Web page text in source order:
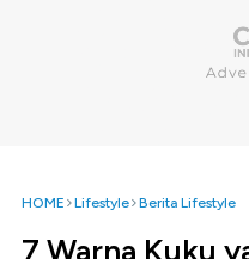
HOME Lifestyle Berita Lifestyle
7 Warna Kuku